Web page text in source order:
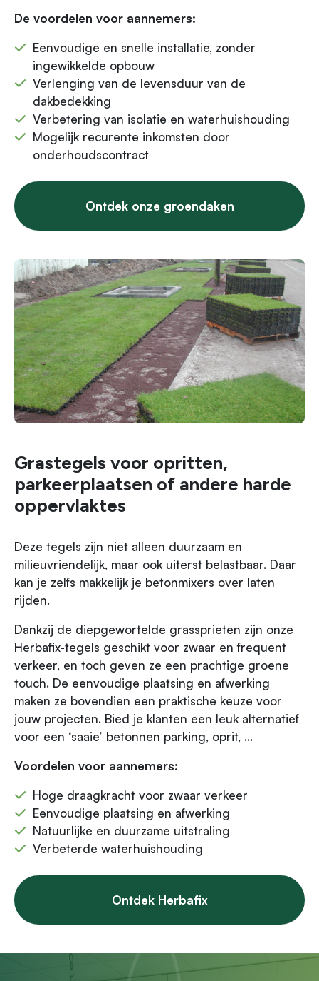
De voordelen voor aannemers:
Eenvoudige en snelle installatie, zonder
ingewikkelde opbouw
Verlenging van de levensduur van de
dakbedekking
Verbetering van isolatie en waterhuishouding
Mogelijk recurente inkomsten door
onderhoudscontract
Ontdek onze groendaken
Grastegels voor opritten,
parkeerplaatsen of andere harde
oppervlaktes
Deze tegels zijn niet alleen duurzaam en
milieuvriendelijk, maar ook uiterst belastbaar. Daar
kan je zelfs makkelijk je betonmixers over laten
rijden.
Dankzij de diepgewortelde grassprieten zijn onze
Herbafix-tegels geschikt voor zwaar en frequent
verkeer, en toch geven ze een prachtige groene
touch. De eenvoudige plaatsing en afwerking
maken ze bovendien een praktische keuze voor
jouw projecten. Bied je klanten een leuk alternatief
voor een ‘saaie’ betonnen parking, oprit, …
Voordelen voor aannemers:
Hoge draagkracht voor zwaar verkeer
Eenvoudige plaatsing en afwerking
Natuurlijke en duurzame uitstraling
Verbeterde waterhuishouding
Ontdek Herbafix